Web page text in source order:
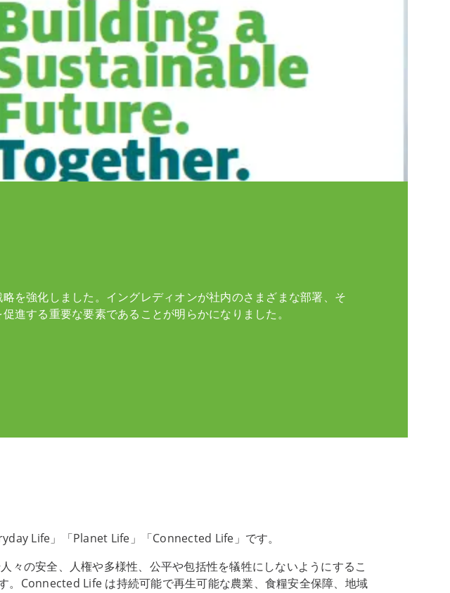
を強化しました。イングレディオンが社内のさまざまな部署、そ
進する重要な要素であることが明らかになりました。
Life」「Planet Life」「Connected Life」です。
の安全、人権や多様性、公平や包括性を犠牲にしないようにするこ
。Connected Life は持続可能で再生可能な農業、食糧安全保障、地域